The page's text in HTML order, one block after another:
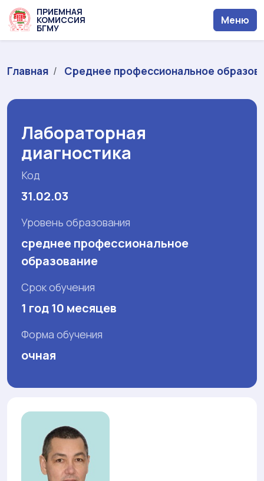
ПРИЕМНАЯ
КОМИССИЯ
БГМУ
Меню
Главная Среднее профессиональное
Лабораторная
диагностика
Код
31.02.03
Уровень образования
среднее профессиональное
образование
Срок обучения
1 год 10 месяцев
Форма обучения
очная